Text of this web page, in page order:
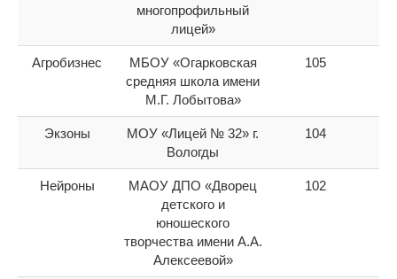
многопрофильный
лицей»
Агробизнес
МБОУ «Огарковская
средняя школа имени
М.Г. Лобытова»
105
Экзоны
МОУ «Лицей № 32» г.
Вологды
104
Нейроны
МАОУ ДПО «Дворец
детского и
юношеского
творчества имени А.А.
Алексеевой»
102